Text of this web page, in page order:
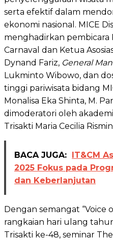
serta efektif dalam
ekonomi nasional. MICE
menghadirkan pembicara
Carnaval dan Ketua
Dynand Fariz, General
Lukminto Wibowo, dan
tinggi pariwisata bidang
Monalisa Eka Shinta, M.
dimoderatori oleh
Trisakti Maria Cecilia
BACA JUGA: IT&CM
2025 Fokus pada
dan Keberlanjutan
Dengan semangat “Voice
rangkaian hari ulang
Trisakti ke-48, seminar